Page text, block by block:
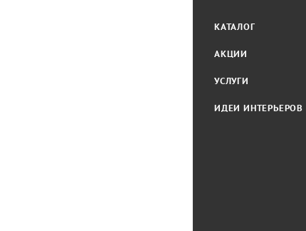
КАТАЛОГ
АКЦИИ
УСЛУГИ
ИДЕИ ИНТЕРЬЕРОВ